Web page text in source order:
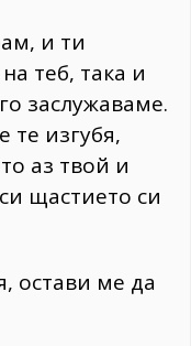
и ти
теб, така и
заслужаваме.
те изгубя,
аз твой и
щастието си
остави ме да